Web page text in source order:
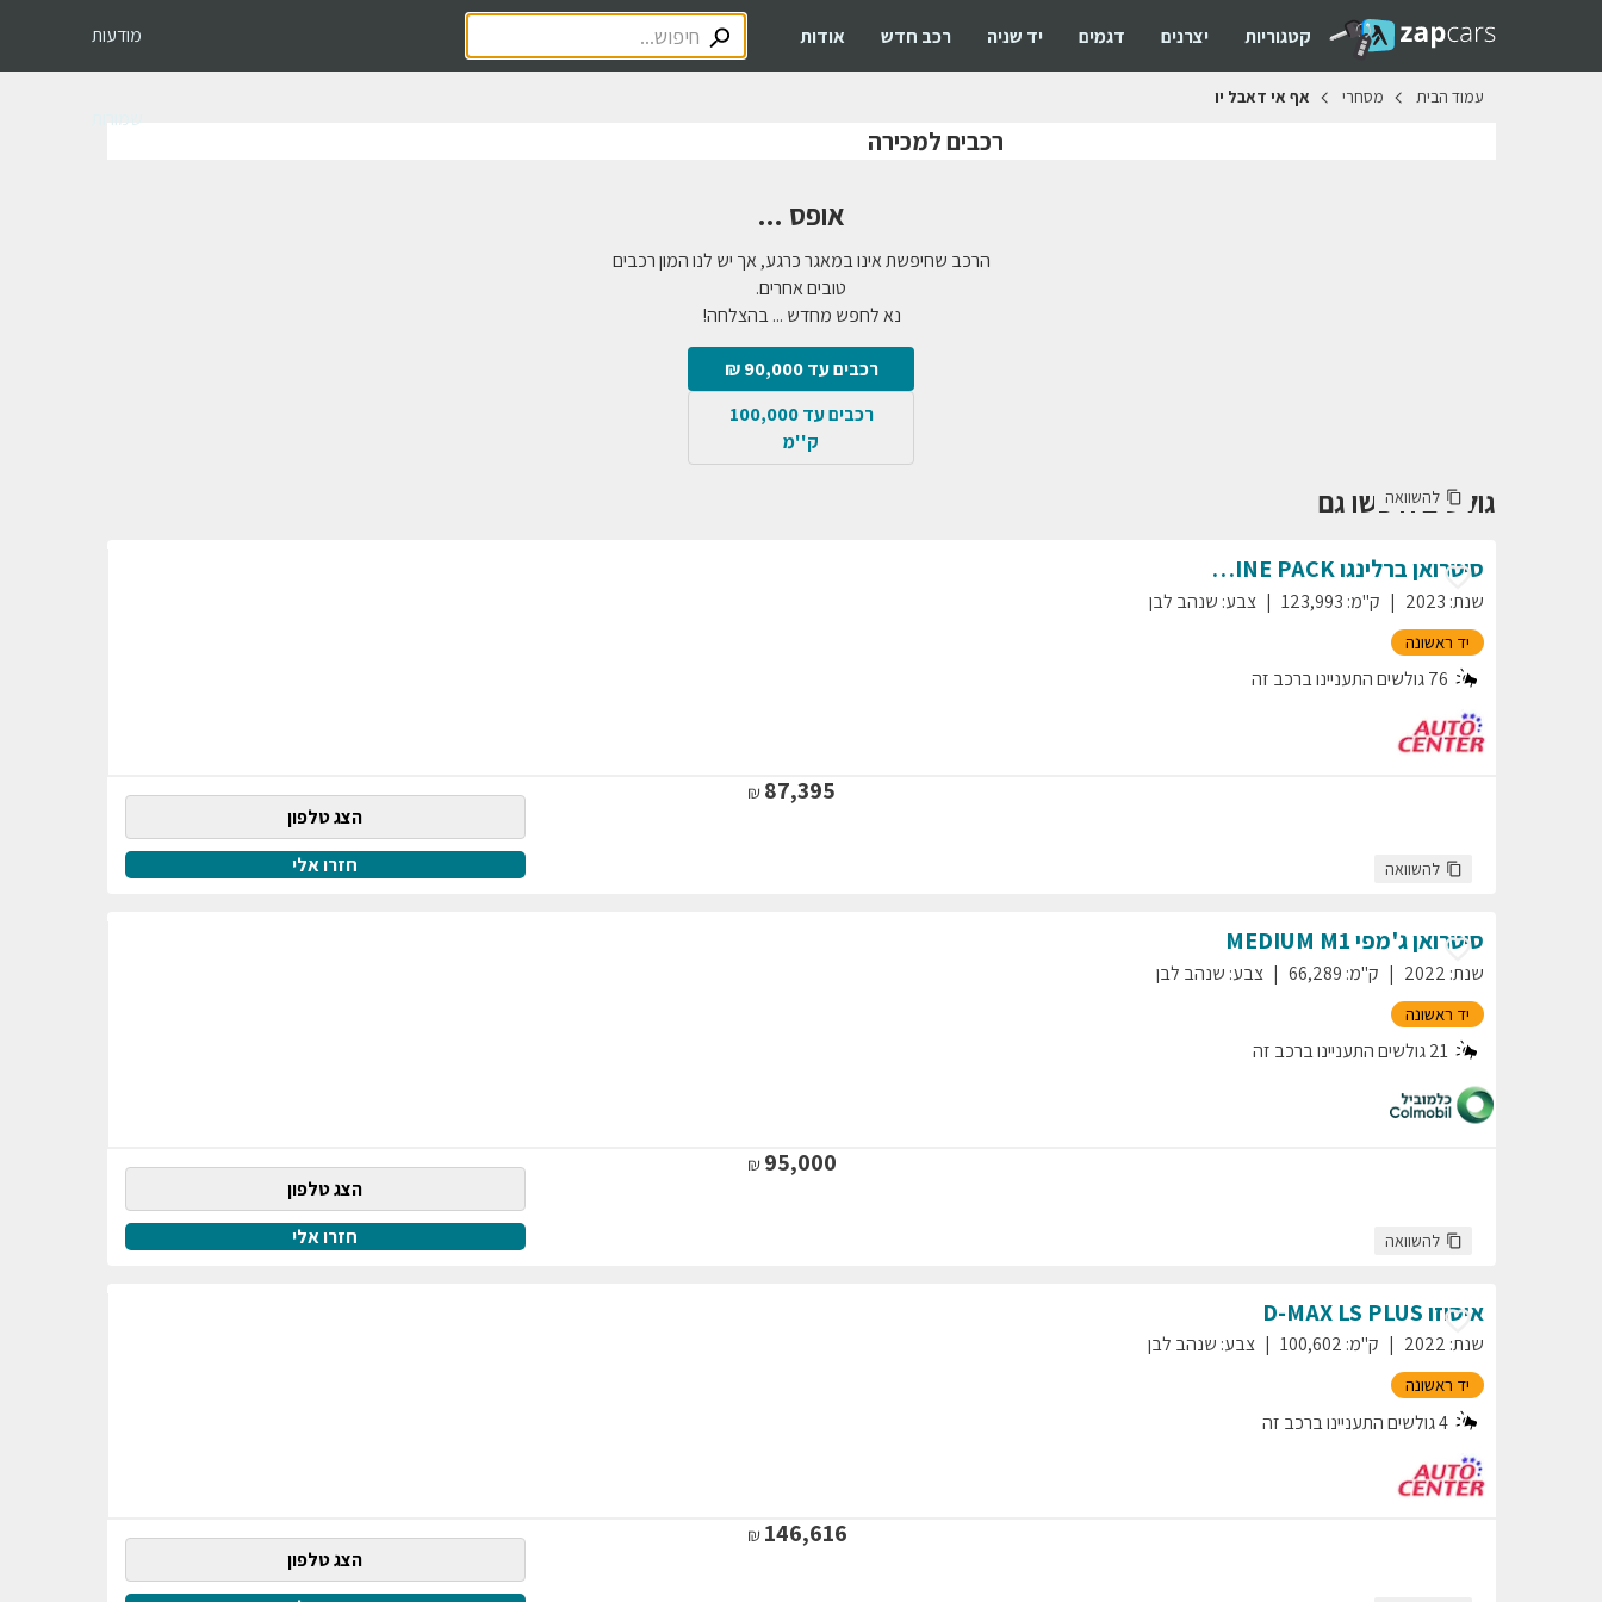
קטגוריות יצרנים דגמים יד שניה רכב חדש אודות מודעות
שמורות
עמוד הבית מסחרי אף אי דאבל יו
רכבים למכירה
אופס ...
הרכב שחיפשת אינו במאגר כרגע, אך יש לנו המון רכבים
טובים אחרים.
נא לחפש מחדש ... בהצלחה!
רכבים עד 90,000 ₪
רכבים עד 100,000
ק''מ
גולשים חיפשו גם
להשוואה
סיטרואןברלינגוSHINE PACK
שנת:
2023 ק"מ:
123,993 צבע: שנהב לבן
יד ראשונה
76גולשים התעניינו ברכב זה
87,395
הצג טלפון
חזרו אלי
להשוואה
סיטרואןג'מפיMEDIUM M1
שנת:
2022 ק"מ:
66,289 צבע: שנהב לבן
יד ראשונה
21גולשים התעניינו ברכב זה
95,000
הצג טלפון
חזרו אלי
להשוואה
איסוזו D-MAX LS PLUS
שנת:
2022 ק"מ:
100,602 צבע: שנהב לבן
יד ראשונה
4גולשים התעניינו ברכב זה
146,616
הצג טלפון